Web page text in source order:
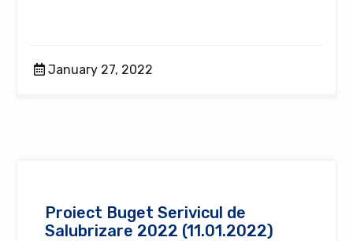
January 27, 2022
Proiect Buget Serivicul de
Salubrizare 2022 (11.01.2022)